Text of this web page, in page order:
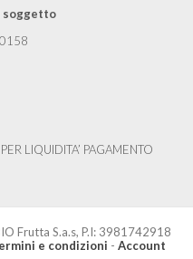
soggetto
LIQUIDITA’ PAGAMENTO
Frutta S.a.s, P.I: 3981742918
e condizioni - Account